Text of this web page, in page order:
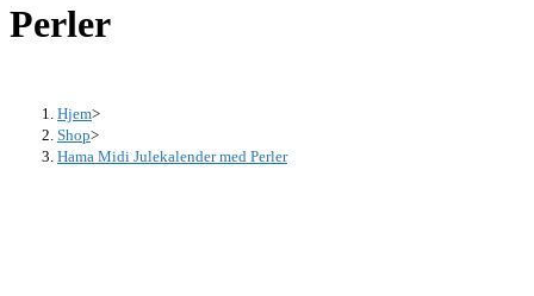
Perler
Hjem>
Shop>
Hama Midi Julekalender med Perler